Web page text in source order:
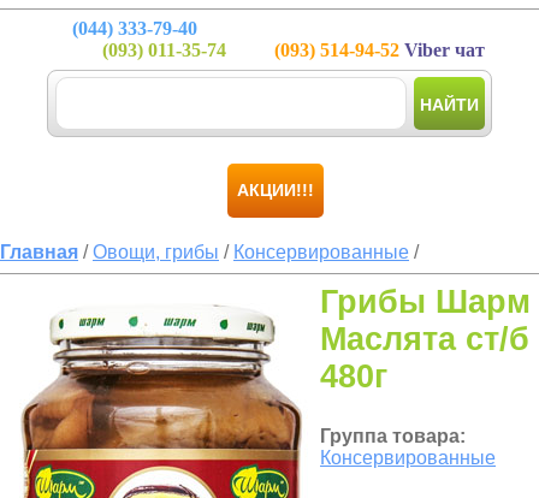
(044) 333-79-40
(093) 011-35-74 (093) 514-94-52 Viber чат
НАЙТИ
АКЦИИ!!!
Главная /Овощи, грибы / Консервированные /
Грибы Шарм
Маслята ст/б
480г
Группа товара:
Консервированные